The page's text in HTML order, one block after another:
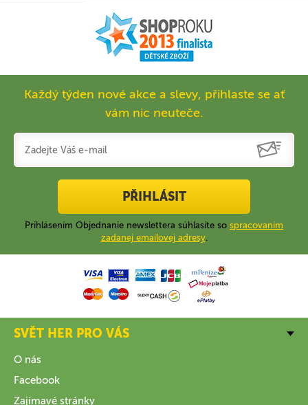
Každý týden nové akce a slevy, přihlaste se ať
vám nic neuteče.
PŘIHLÁSIT
Prihlásením Objednanie newslettera súhlasíte so spracovaním
zadanej emailovej adresy.
SVĚT HER PRO VÁS
O nás
Facebook
Zajímavé stránky